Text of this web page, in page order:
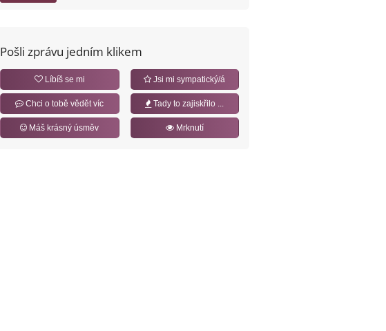
Pošli zprávu jedním klikem
Líbíš se mi Jsi mi sympatický/á
Chci o tobě vědět víc Tady to zajiskřilo ...
Máš krásný úsměv Mrknutí